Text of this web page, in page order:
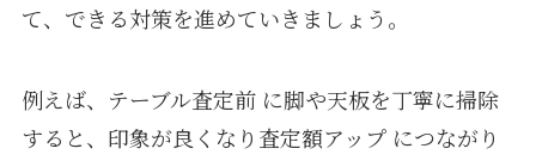
て、できる対策を進めていきましょう。
例えば、テーブル査定前 に脚や天板を丁寧に掃除
すると、印象が良くなり査定額アップ につながり